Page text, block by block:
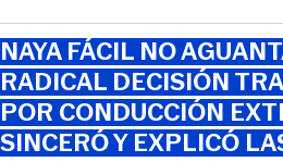
NAYA FÁCIL NO
RADICAL DECISIÓN
POR CONDUCCIÓN
SINCERÓ Y EXPLICÓ